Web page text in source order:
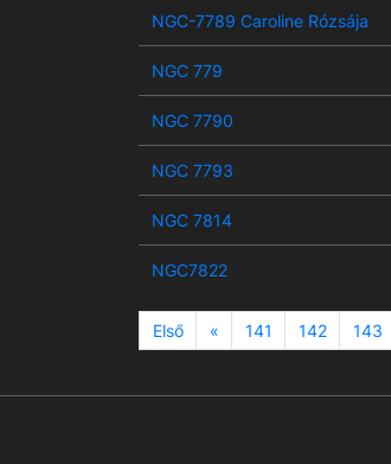
NGC-7789 Caroline Rózsája
NGC 779
NGC 7790
NGC 7793
NGC 7814
NGC7822
Első «Previous
141 142 143